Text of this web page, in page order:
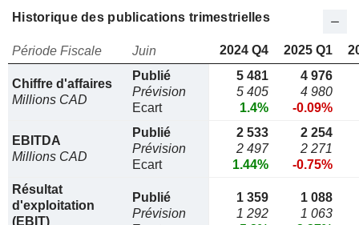
Historique des publications trimestrielles
Période Fiscale Juin 2024 Q4 2025 Q1
Chiffre d'affaires
Millions CAD
Publié
Prévision
Ecart
5 481
5 405
1.4%
4 976
4 980
-0.09%
EBITDA
Millions CAD
Publié
Prévision
Ecart
2 533
2 497
1.44%
2 254
2 271
-0.75%
Résultat
d'exploitation
(EBIT)
Publié
Prévision
1 359
1 292
1 088
1 063